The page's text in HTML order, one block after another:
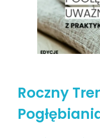
oferta dla firm
wyjazdy
poczytaj
Czym jest nurt
obejrzyj
Roczny